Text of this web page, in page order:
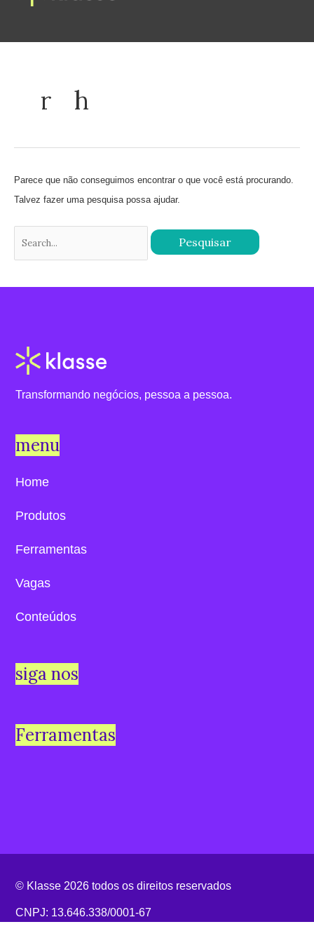
rh
Parece que não conseguimos encontrar o que você está procurando.
Talvez fazer uma pesquisa possa ajudar.
Transformando negócios, pessoa a pessoa.
menu
Home
Produtos
Ferramentas
Vagas
Conteúdos
siga nos
Ferramentas
© Klasse 2026 todos os direitos reservados
CNPJ: 13.646.338/0001-67